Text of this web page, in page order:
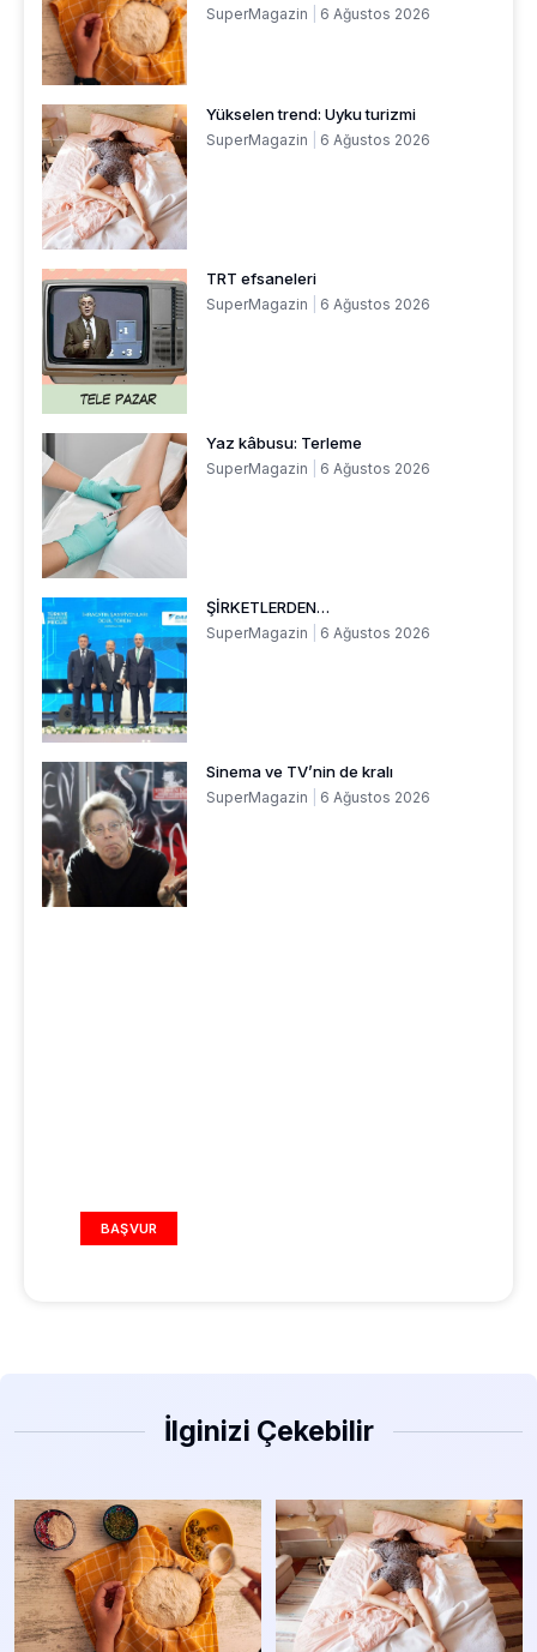
SuperMagazin 6 Ağustos 2026
Yükselen trend: Uyku turizmi
SuperMagazin 6 Ağustos 2026
TRT efsaneleri
SuperMagazin 6 Ağustos 2026
Yaz kâbusu: Terleme
SuperMagazin 6 Ağustos 2026
ŞİRKETLERDEN…
SuperMagazin 6 Ağustos 2026
Sinema ve TV’nin de kralı
SuperMagazin 6 Ağustos 2026
BAŞVUR
İlginizi Çekebilir